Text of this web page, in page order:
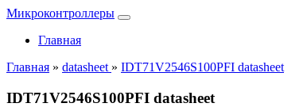
Микроконтроллеры
Главная
Главная » datasheet » IDT71V2546S100PFI datasheet
IDT71V2546S100PFI datasheet